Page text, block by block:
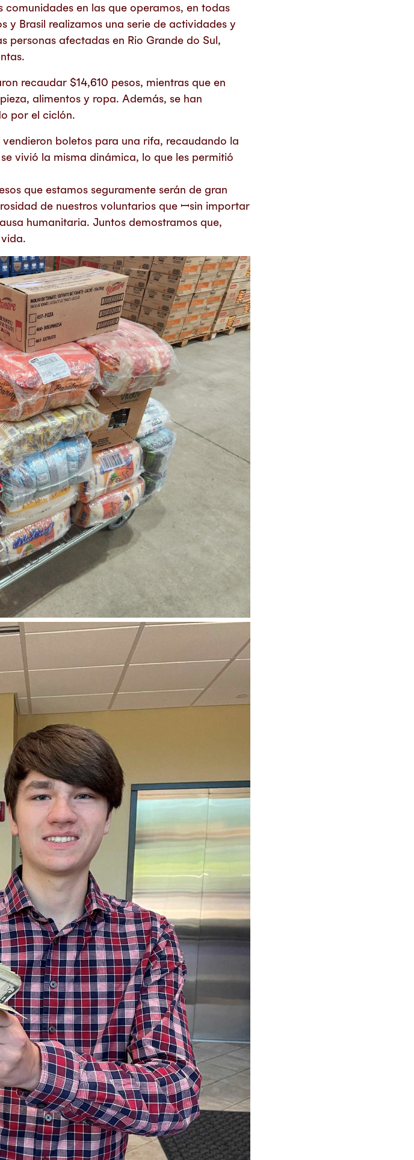
en las que operamos, en todas
y Brasil realizamos una serie de actividades y
personas afectadas en Rio Grande do Sul,
recaudar $14,610 pesos, mientras que en
alimentos y ropa. Además, se han
por el ciclón.
boletos para una rifa, recaudando la
vivió la misma dinámica, lo que les permitió
que estamos seguramente serán de gran
de nuestros voluntarios que ꟷsin importar
humanitaria. Juntos demostramos que,